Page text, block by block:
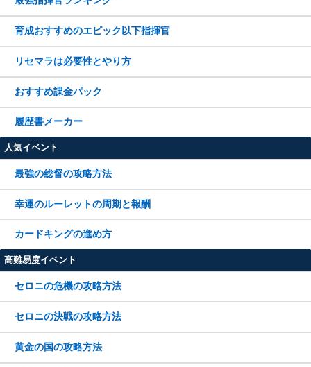
育成おすすめのエピック以下指揮官
リセマラは必要性とやり方
おすすめ課金パック
履歴書メーカー
人気イベント
最強の総督の攻略方法
幸運のルーレットの周期と報酬
カードキングの進め方
高難易度イベント
セロニの危機の攻略方法
セロニの決戦の攻略方法
黄金の国の攻略方法